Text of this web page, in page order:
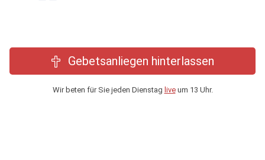
Gebetsanliegen hinterlassen
Wir beten für Sie jeden Dienstag liveum 13 Uhr.